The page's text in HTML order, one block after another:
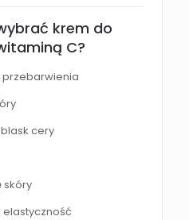
krem do
C?
cery
skóry
elastyczność